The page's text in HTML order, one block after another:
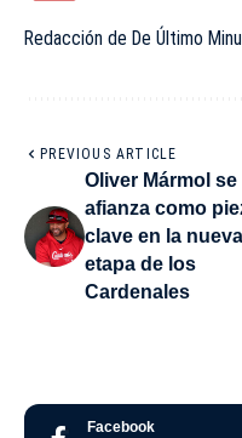
Redacción de De Último
PREVIOUS ARTICLE
Oliver Mármol se
afianza como
clave en la nueva
etapa de los
Cardenales
Facebook